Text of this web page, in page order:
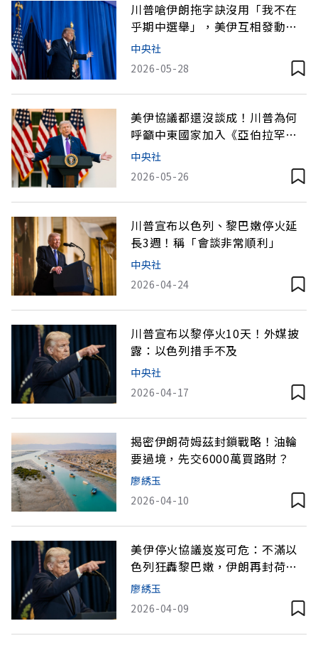
川普嗆伊朗拖字訣沒用「我不在
乎期中選舉」，美伊互相發動空
襲
中央社
2026-05-28
美伊協議都還沒談成！川普為何
呼籲中東國家加入《亞伯拉罕協
議》？
中央社
2026-05-26
川普宣布以色列、黎巴嫩停火延
長3週！稱「會談非常順利」
中央社
2026-04-24
川普宣布以黎停火10天！外媒披
露：以色列措手不及
中央社
2026-04-17
揭密伊朗荷姆茲封鎖戰略！油輪
要過境，先交6000萬買路財？
廖綉玉
2026-04-10
美伊停火協議岌岌可危：不滿以
色列狂轟黎巴嫩，伊朗再封荷姆
茲，台股震盪、油價漲
廖綉玉
2026-04-09